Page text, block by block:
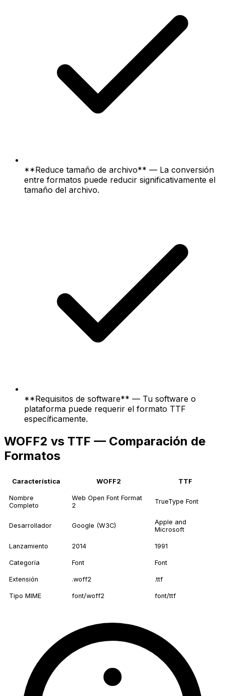
**Reduce tamaño de archivo** — La conversión
entre formatos puede reducir significativamente el
tamaño del archivo.
**Requisitos de software** — Tu software o
plataforma puede requerir el formato TTF
específicamente.
WOFF2 vs TTF — Comparación de
Formatos
Característica WOFF2 TTF
Nombre
Completo
Web Open Font Format
2
TrueType Font
Desarrollador Google (W3C)
Apple and
Microsoft
Lanzamiento 2014 1991
Categoría Font Font
Extensión .woff2 .ttf
Tipo MIME font/woff2 font/ttf